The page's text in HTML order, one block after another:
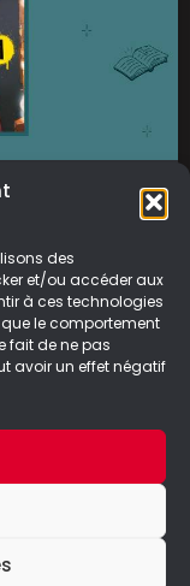
des
et/ou accéder aux
à ces technologies
le comportement
fait de ne pas
avoir un effet négatif
créé en
Sorti en